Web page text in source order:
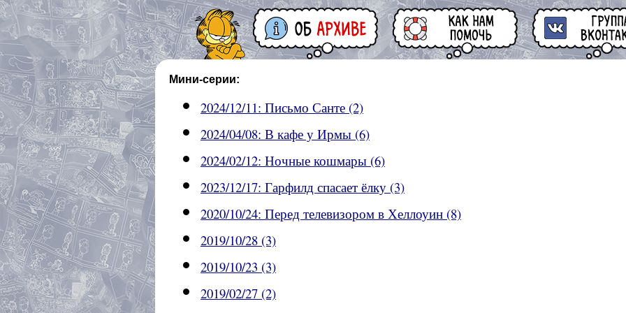
Мини-серии:
2024/12/11: Письмо Санте (2)
2024/04/08: В кафе у Ирмы (6)
2024/02/12: Ночные кошмары (6)
2023/12/17: Гарфилд спасает ёлку (3)
2020/10/24: Перед телевизором в Хеллоуин (8)
2019/10/28 (3)
2019/10/23 (3)
2019/02/27 (2)